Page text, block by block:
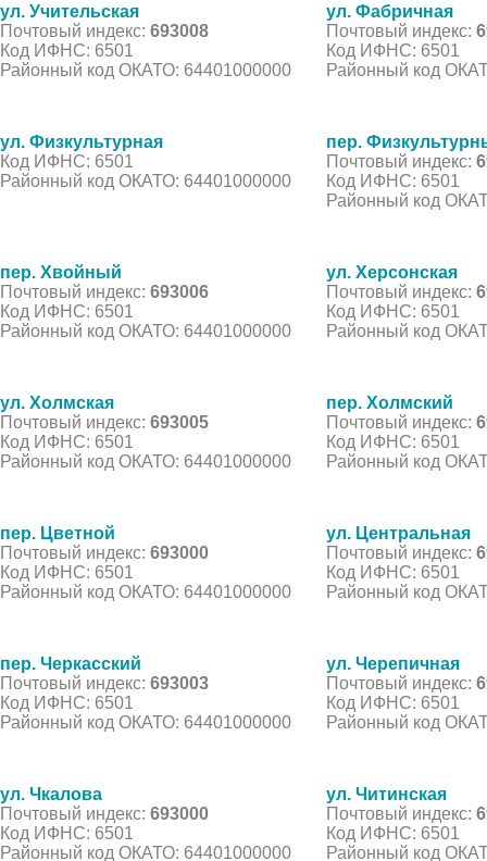
ул. Учительская
Почтовый индекс: 693008
Код ИФНС: 6501
Районный код ОКАТО: 64401000000
ул. Фабричная
Почтовый индекс:
Код ИФНС: 6501
Районный код
ул. Физкультурная
Код ИФНС: 6501
Районный код ОКАТО: 64401000000
пер.
Почтовый индекс:
Код ИФНС: 6501
Районный код
пер. Хвойный
Почтовый индекс: 693006
Код ИФНС: 6501
Районный код ОКАТО: 64401000000
ул. Херсонская
Почтовый индекс:
Код ИФНС: 6501
Районный код
ул. Холмская
Почтовый индекс: 693005
Код ИФНС: 6501
Районный код ОКАТО: 64401000000
пер. Холмский
Почтовый индекс:
Код ИФНС: 6501
Районный код
пер. Цветной
Почтовый индекс: 693000
Код ИФНС: 6501
Районный код ОКАТО: 64401000000
ул. Центральная
Почтовый индекс:
Код ИФНС: 6501
Районный код
пер. Черкасский
Почтовый индекс: 693003
Код ИФНС: 6501
Районный код ОКАТО: 64401000000
ул. Черепичная
Почтовый индекс:
Код ИФНС: 6501
Районный код
ул. Чкалова
Почтовый индекс: 693000
Код ИФНС: 6501
Районный код ОКАТО: 64401000000
ул. Читинская
Почтовый индекс:
Код ИФНС: 6501
Районный код